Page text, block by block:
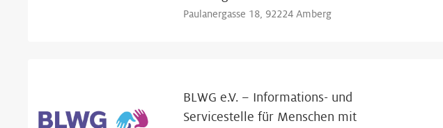
Paulanergasse 18, 92224 Amberg
BLWG e.V. – Informations- und
Servicestelle für Menschen mit